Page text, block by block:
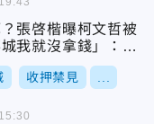
張啓楷曝柯文哲被
我就沒拿錢」：印
收押禁見